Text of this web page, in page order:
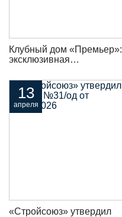
Клубный дом «Премьер»:
эксклюзивная
присоединиться к кругу
владельцев уникальных
резиденций
13
апреля
«Стройсоюз» утвердил